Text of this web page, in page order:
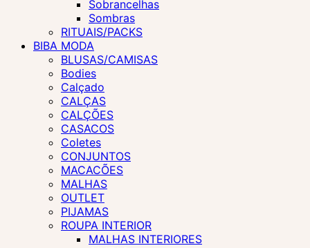
Sobrancelhas
Sombras
RITUAIS/PACKS
BIBA MODA
BLUSAS/CAMISAS
Bodies
Calçado
CALÇAS
CALÇÕES
CASACOS
Coletes
CONJUNTOS
MACACÕES
MALHAS
OUTLET
PIJAMAS
ROUPA INTERIOR
MALHAS INTERIORES